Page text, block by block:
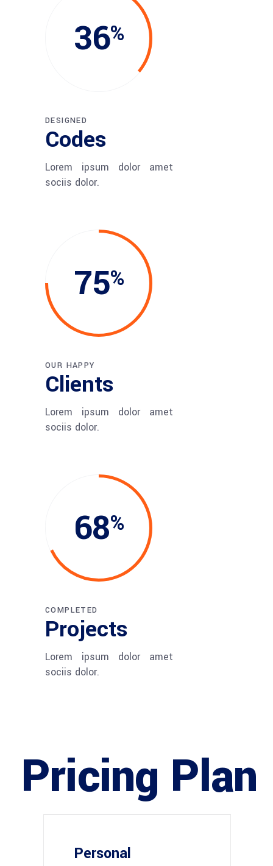
36
DESIGNED
Codes
Lorem ipsum dolor amet
sociis dolor.
75
OUR HAPPY
Clients
Lorem ipsum dolor amet
sociis dolor.
68
COMPLETED
Projects
Lorem ipsum dolor amet
sociis dolor.
Pricing Plan
Personal